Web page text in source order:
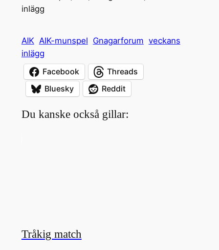
inlägg
AIK AIK-munspel Gnagarforum veckans
inlägg
Facebook
Threads
Bluesky
Reddit
Du kanske också gillar:
Tråkig match